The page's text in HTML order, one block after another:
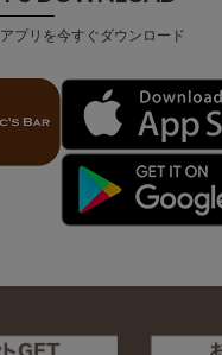
プリを今すぐダウンロード